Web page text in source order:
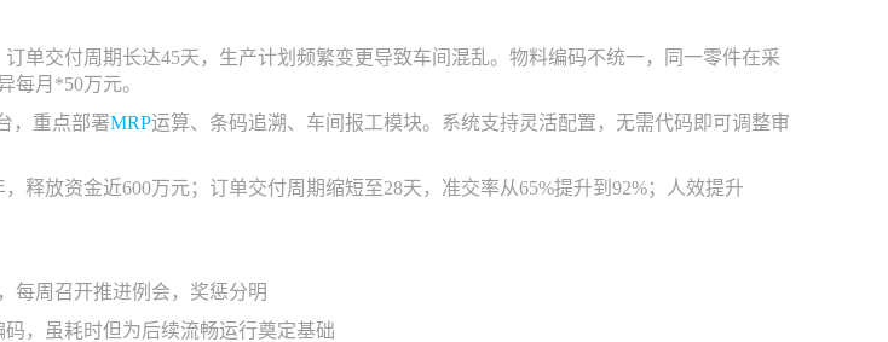
订单交付周期长达45天，生产计划频繁变更导致车间混乱。物料编码不统一，同一零件在采
每月*50万元。
，重点部署MRP运算、条码追溯、车间报工模块。系统支持灵活配置，无需代码即可调整审
释放资金近600万元；订单交付周期缩短至28天，准交率从65%提升到92%；人效提升
每周召开推进例会，奖惩分明
，虽耗时但为后续流畅运行奠定基础